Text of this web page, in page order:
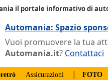
il portale informativo di
Automania: Spazio
Vuoi promuovere la tua
Automania.it? Contattaci
Assicurazioni | FOTO